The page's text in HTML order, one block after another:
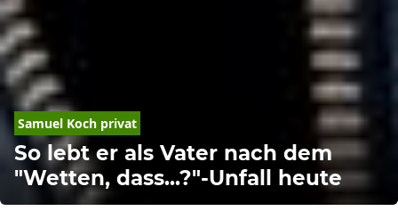
Samuel Koch privat
So lebt er als Vater nach dem
"Wetten, dass...?"-Unfall heute